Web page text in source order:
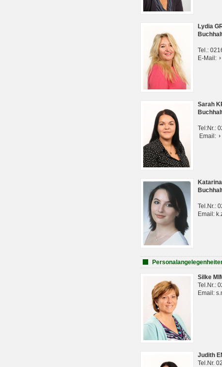
Lydia
Tel.:
E-Mail:
Sarah
Tel:Nr.:
Email:
Tel.Nr.:
Email:
Silke
Tel.Nr.:
Email:
Judith
Tel.Nr.